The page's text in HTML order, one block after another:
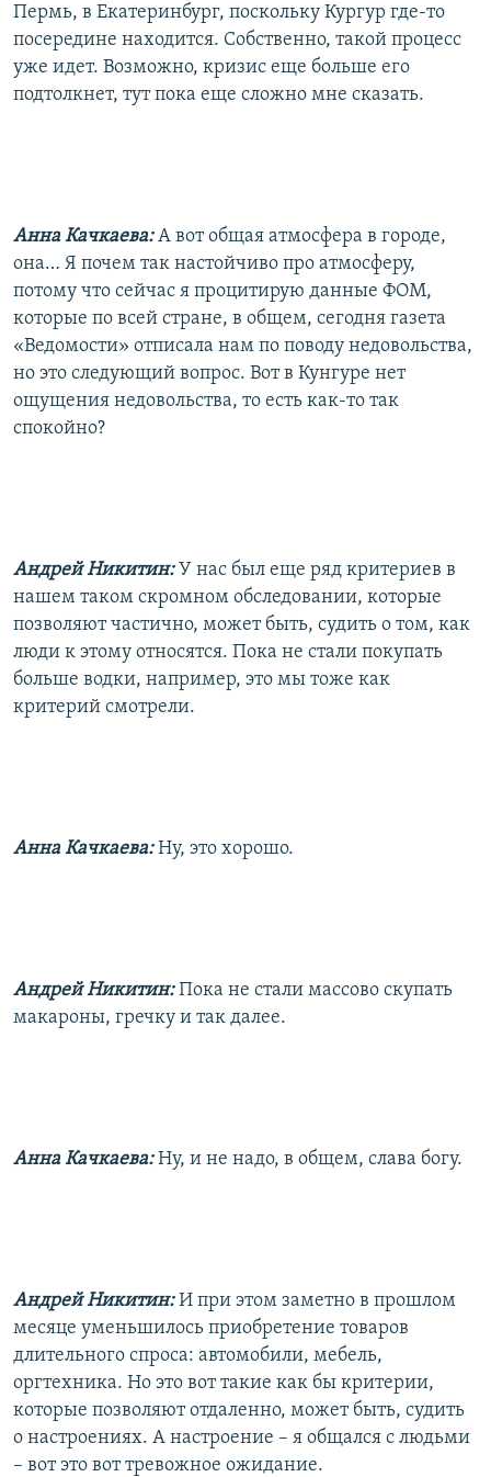
Пермь, в Екатеринбург, поскольку Кургур где-то
посередине находится. Собственно, такой процесс
уже идет. Возможно, кризис еще больше его
подтолкнет, тут пока еще сложно мне сказать.
Анна Качкаева: А вот общая атмосфера в городе,
она… Я почем так настойчиво про атмосферу,
потому что сейчас я процитирую данные ФОМ,
которые по всей стране, в общем, сегодня газета
«Ведомости» отписала нам по поводу недовольства,
но это следующий вопрос. Вот в Кунгуре нет
ощущения недовольства, то есть как-то так
спокойно?
Андрей Никитин: У нас был еще ряд критериев в
нашем таком скромном обследовании, которые
позволяют частично, может быть, судить о том, как
люди к этому относятся. Пока не стали покупать
больше водки, например, это мы тоже как
критерий смотрели.
Анна Качкаева: Ну, это хорошо.
Андрей Никитин: Пока не стали массово скупать
макароны, гречку и так далее.
Анна Качкаева: Ну, и не надо, в общем, слава богу.
Андрей Никитин: И при этом заметно в прошлом
месяце уменьшилось приобретение товаров
длительного спроса: автомобили, мебель,
оргтехника. Но это вот такие как бы критерии,
которые позволяют отдаленно, может быть, судить
о настроениях. А настроение – я общался с людьми
– вот это вот тревожное ожидание.